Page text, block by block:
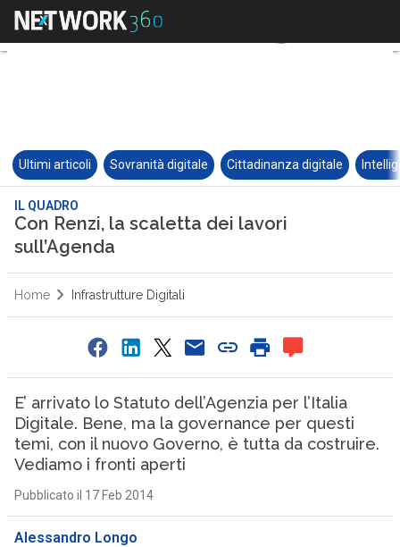
Ultimi articoli Sovranità digitale Cittadinanza digitale
IL QUADRO
Con Renzi, la scaletta dei lavori
sull’Agenda
Home Infrastrutture Digitali
E’ arrivato lo Statuto dell’Agenzia per l’Italia
Digitale. Bene, ma la governance per questi
temi, con il nuovo Governo, è tutta da costruire.
Vediamo i fronti aperti
Pubblicato il 17 Feb 2014
Alessandro Longo